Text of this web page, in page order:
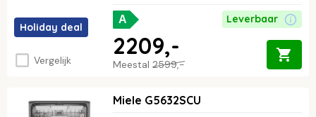
Holiday deal
Vergelijk
A Leverbaar
Meestal 2599,-
2209,-
Miele G5632SCU